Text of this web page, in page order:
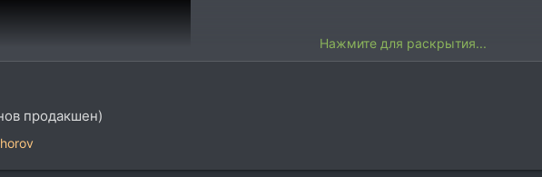
Нажмите для раскрытия...
продакшен)